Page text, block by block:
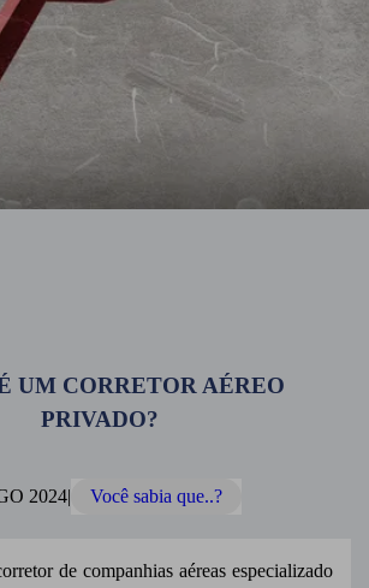
UM CORRETOR AÉREO
PRIVADO?
2024| Você sabia que..?
de companhias aéreas especializado